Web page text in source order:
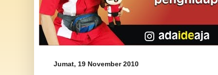
Jumat, 19 November 2010